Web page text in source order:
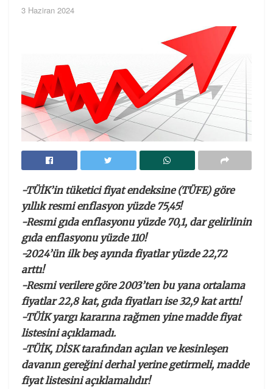
3 Haziran 2024
-TÜİK’in tüketici fiyat endeksine (TÜFE) göre
yıllık resmi enflasyon yüzde 75,45!
-Resmi gıda enflasyonu yüzde 70,1, dar gelirlinin
gıda enflasyonu yüzde 110!
-2024’ün ilk beş ayında fiyatlar yüzde 22,72
arttı!
-Resmi verilere göre 2003’ten bu yana ortalama
fiyatlar 22,8 kat, gıda fiyatları ise 32,9 kat arttı!
-TÜİK yargı kararına rağmen yine madde fiyat
listesini açıklamadı.
-TÜİK, DİSK tarafından açılan ve kesinleşen
davanın gereğini derhal yerine getirmeli, madde
fiyat listesini açıklamalıdır!